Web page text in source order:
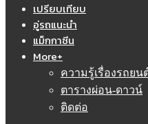
เปรียบเทียบ
อู่รถแนะนำ
แม็กกาซีน
More+
ความรู้เรื่องรถยน
ตารางผ่อน-ดาวน์
ติดต่อ